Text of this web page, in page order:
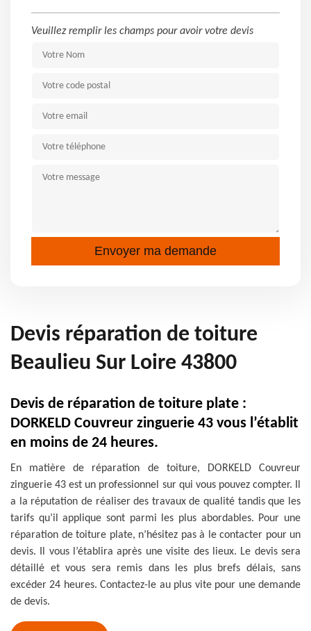
Veuillez remplir les champs pour avoir votre devis
Devis réparation de toiture
Beaulieu Sur Loire 43800
Devis de réparation de toiture plate :
DORKELD Couvreur zinguerie 43 vous l’établit
en moins de 24 heures.
En matière de réparation de toiture, DORKELD Couvreur
zinguerie 43 est un professionnel sur qui vous pouvez compter. Il
a la réputation de réaliser des travaux de qualité tandis que les
tarifs qu’il applique sont parmi les plus abordables. Pour une
réparation de toiture plate, n’hésitez pas à le contacter pour un
devis. Il vous l’établira après une visite des lieux. Le devis sera
détaillé et vous sera remis dans les plus brefs délais, sans
excéder 24 heures. Contactez-le au plus vite pour une demande
de devis.